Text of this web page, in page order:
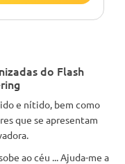
do Flash
e nítido, bem como
que se apresentam
ao céu ... Ajuda-me a